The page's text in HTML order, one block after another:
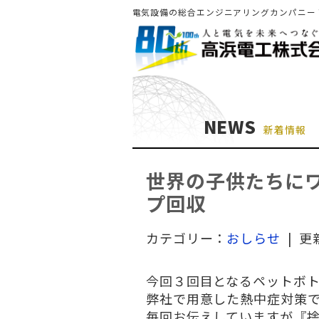
電気設備の総合エンジニアリングカンパニ
NEWS 新着情報
世界の子供たちに
プ回収
カテゴリー： おしらせ | 更
今回３回目となるペットボ
弊社で用意した熱中症対策